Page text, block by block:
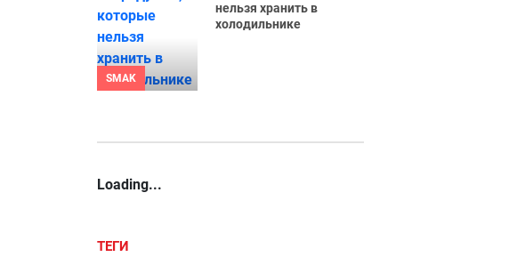
SMAK
нельзя хранить в
холодильнике
Loading...
ТЕГИ